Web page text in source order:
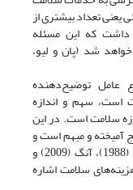
تعداد بیشتری از
که این مسئله
شد (پان و لیو،
عامل توضیح‌دهنده‌
است، سهم و اندازه
سلامت است. در این
آمیخته و مبهم است و
تنها تعداد اندکی از آن‌ها مانند مطالعات کولیر (1988)، آنگ (2009) و
بر هزینه‌های سلامت اشاره